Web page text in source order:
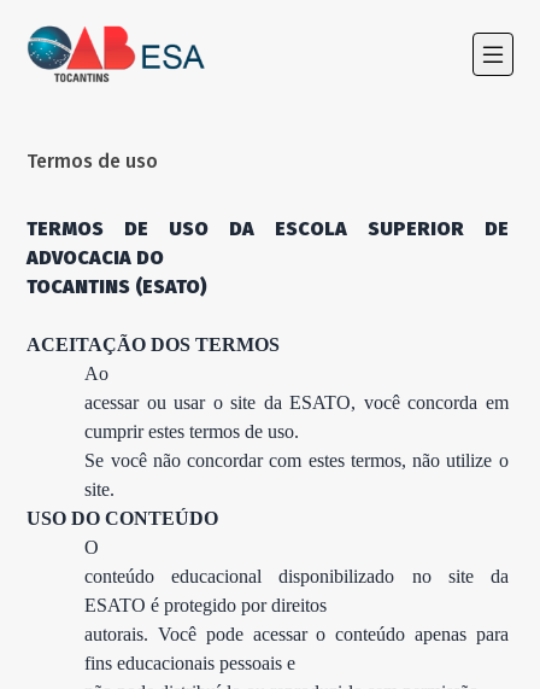
Termos de uso
TERMOS DE USO DA ESCOLA SUPERIOR DE
ADVOCACIA DO
TOCANTINS (ESATO)
ACEITAÇÃO DOS TERMOS
Ao
acessar ou usar o site da ESATO, você concorda em
cumprir estes termos de uso.
Se você não concordar com estes termos, não utilize o
site.
USO DO CONTEÚDO
O
conteúdo educacional disponibilizado no site da
ESATO é protegido por direitos
autorais. Você pode acessar o conteúdo apenas para
fins educacionais pessoais e